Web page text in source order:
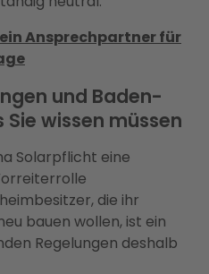
Ansprechpartner für
und Baden-
wissen müssen
Solarpflicht eine
die ihr
bauen wollen, ist ein
Regelungen deshalb